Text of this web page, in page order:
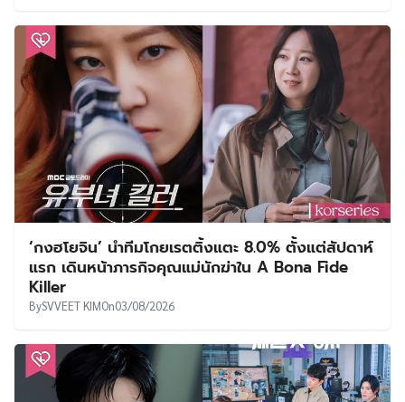
‘กงฮโยจิน’ นำทีมโกยเรตติ้งแตะ 8.0% ตั้งแต่สัปดาห์
แรก เดินหน้าภารกิจคุณแม่นักฆ่าใน A Bona Fide
Killer
BySVVEET KIMOn03/08/2026